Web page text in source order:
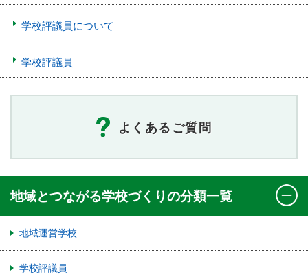
学校評議員について
学校評議員
よくあるご質問
地域とつながる学校づくりの分類一覧
地域運営学校
学校評議員